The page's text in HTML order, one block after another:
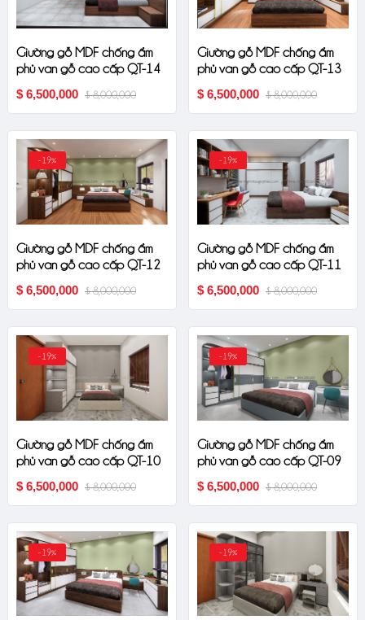
Giường gỗ MDF chống ẩm
phủ van gỗ cao cấp QT-14
$ 6,500,000 $ 8,000,000
Giường gỗ MDF chống ẩm
phủ van gỗ cao cấp QT-13
$ 6,500,000 $ 8,000,000
-19%
Giường gỗ MDF chống ẩm
phủ van gỗ cao cấp QT-12
$ 6,500,000 $ 8,000,000
-19%
Giường gỗ MDF chống ẩm
phủ van gỗ cao cấp QT-11
$ 6,500,000 $ 8,000,000
-19%
Giường gỗ MDF chống ẩm
phủ van gỗ cao cấp QT-10
$ 6,500,000 $ 8,000,000
-19%
Giường gỗ MDF chống ẩm
phủ van gỗ cao cấp QT-09
$ 6,500,000 $ 8,000,000
-19% -19%